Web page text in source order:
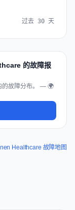
过去 30 天
的故障报
的故障分布。 — 🌍
Healthcare 故障地图